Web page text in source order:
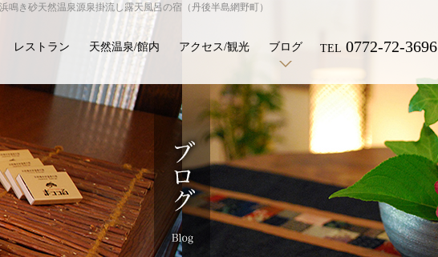
き砂天然温泉源泉掛流し露天風呂の宿（丹後半島網野町）
レストラン 天然温泉/館内 アクセス/観光 ブログ TEL 0772-72-3696